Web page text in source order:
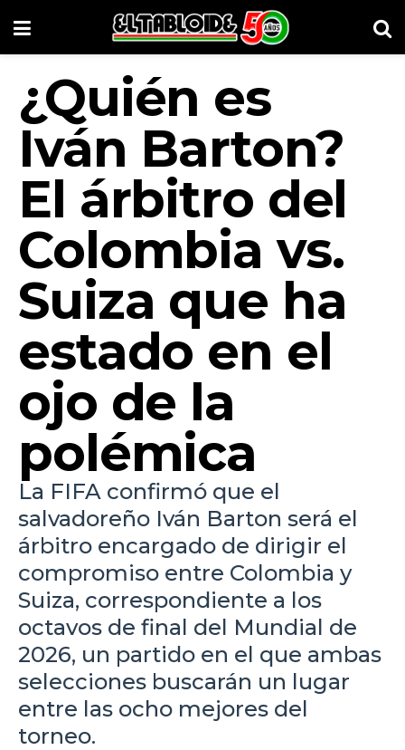
¿Quién es
Iván Barton?
El árbitro del
Colombia vs.
Suiza que ha
estado en el
ojo de la
polémica
La FIFA confirmó que el
salvadoreño Iván Barton será el
árbitro encargado de dirigir el
compromiso entre Colombia y
Suiza, correspondiente a los
octavos de final del Mundial de
2026, un partido en el que ambas
selecciones buscarán un lugar
entre las ocho mejores del
torneo.